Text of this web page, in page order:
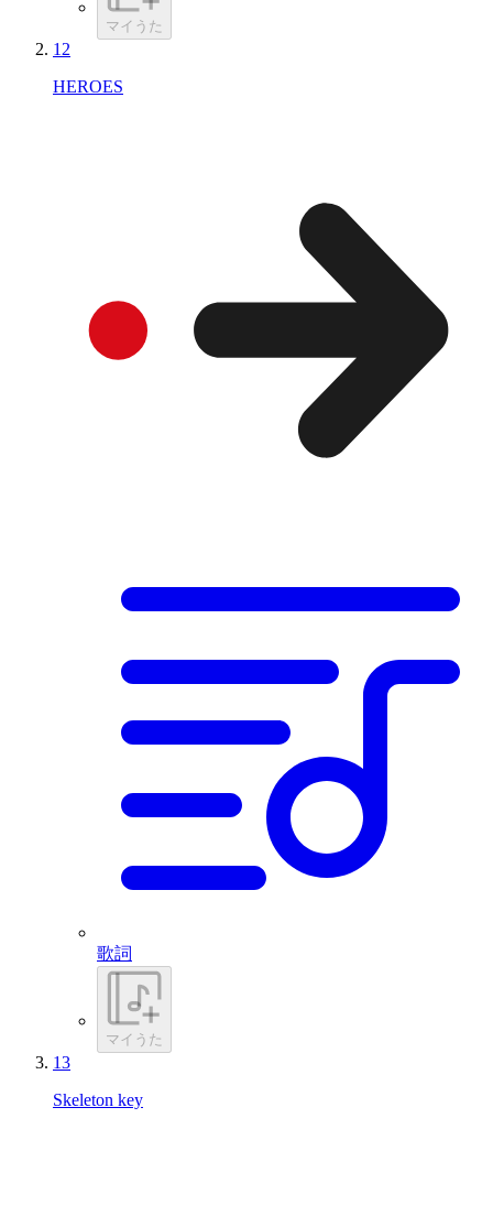
マイうた
12
HEROES
歌詞
マイうた
13
Skeleton key